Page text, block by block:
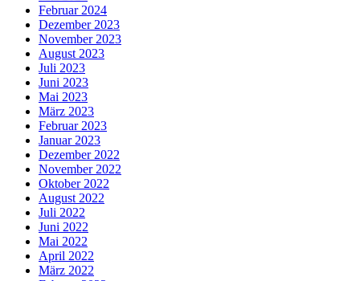
Februar 2024
Dezember 2023
November 2023
August 2023
Juli 2023
Juni 2023
Mai 2023
März 2023
Februar 2023
Januar 2023
Dezember 2022
November 2022
Oktober 2022
August 2022
Juli 2022
Juni 2022
Mai 2022
April 2022
März 2022